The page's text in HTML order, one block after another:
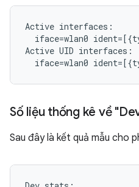
Active interfaces:
iface=wlan0
Active UID interfaces:
Số liệu thống kê về
Sau đây là kết quả mẫu cho